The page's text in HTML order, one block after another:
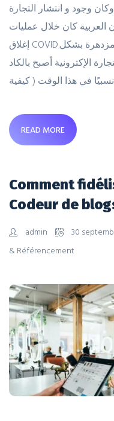
وجود و انتشار التجارة
العربية كان خلال عمليات
إغلاق COVID.الآن أصبحت انواع التجارة الإلكترونية مزدهرة بشكل
الإكترونية أصبح بالكاد
نسبيًا في هذا الوقت ( كيفية
READ MORE
Comment
Codeur de
admin 30
& Référencement